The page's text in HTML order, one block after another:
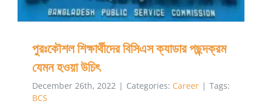
পুরঃকৌশল শিক্ষার্থীদের বিসিএস ক্যাডার পছন্দক্রম
যেমন হওয়া উচিৎ
December 26th, 2022 | Categories: Career | Tags:
BCS